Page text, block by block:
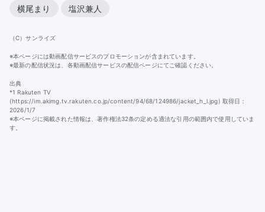
横尾まり 塩沢兼人
（C）サンライズ
※本ページには動画配信サービスのプロモーションが含まれています。
※最新の配信状況は、各動画配信サービスの配信ページにてご確認ください。
出典
*1 Rakuten TV
(https://im.akimg.tv.rakuten.co.jp/content/94/68/124986/jacket_h_l.jpg) 取得日：
2026/1/7
※本ページに掲載された情報は、著作権法32条の定める適法な引用の範囲内で使用していま
す。